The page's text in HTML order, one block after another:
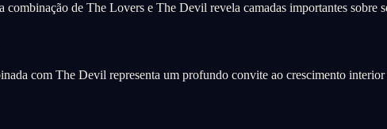
combinação de The Lovers e The Devil revela camadas importantes sobre
com The Devil representa um profundo convite ao crescimento interior